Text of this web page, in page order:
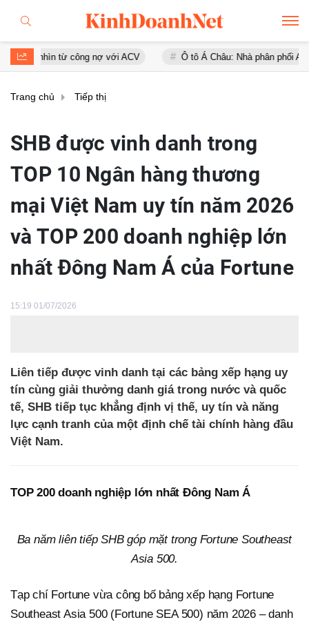
từ công nợ với ACV Ô tô Á Châu: Nhà phân phối Audi tại Việt
Trang chủ Tiếp thị
SHB được vinh danh trong
TOP 10 Ngân hàng thương
mại Việt Nam uy tín năm 2026
và TOP 200 doanh nghiệp lớn
nhất Đông Nam Á của Fortune
15:19 01/07/2026
Liên tiếp được vinh danh tại các bảng xếp hạng uy
tín cùng giải thưởng danh giá trong nước và quốc
tế, SHB tiếp tục khẳng định vị thế, uy tín và năng
lực cạnh tranh của một định chế tài chính hàng đầu
Việt Nam.
TOP 200 doanh nghiệp lớn nhất Đông Nam Á
Ba năm liên tiếp SHB góp mặt trong Fortune Southeast
Asia 500.
Tạp chí Fortune vừa công bố bảng xếp hạng Fortune
Southeast Asia 500 (Fortune SEA 500) năm 2026 – danh